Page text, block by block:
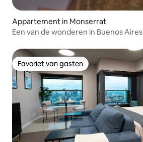
Appartement in Monserrat
Een van de wonderen in Buenos Aires
Favoriet van gasten
Favoriet van gasten